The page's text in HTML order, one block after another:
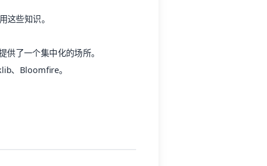
这些知识。
了一个集中化的场所。
、Bloomfire。